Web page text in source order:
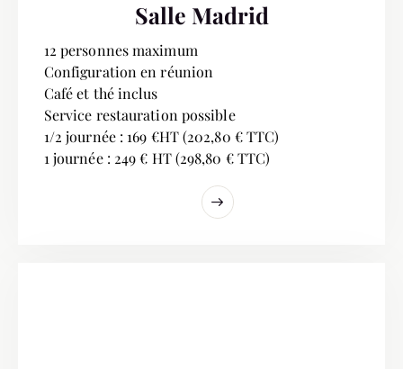
Salle Madrid
12 personnes maximum
Configuration en réunion
Café et thé inclus
Service restauration possible
1/2 journée : 169 €HT (202,80 € TTC)
1 journée : 249 € HT (298,80 € TTC)